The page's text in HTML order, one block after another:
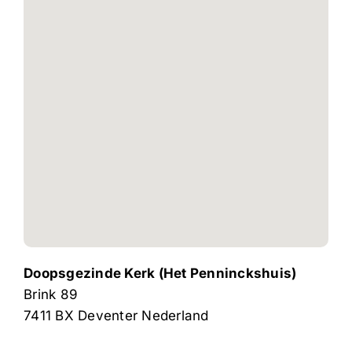
Doopsgezinde Kerk (Het Penninckshuis)
Brink 89
7411 BX Deventer Nederland